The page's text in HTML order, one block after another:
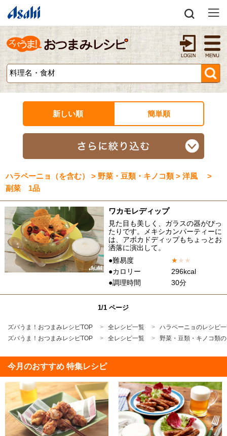
新しい順 簡単順
ハラペーニョ（を含む） > 野菜・豆類・キノコ類 > 洋風 >
副菜 1品
ワカモレディップ
見た目も美しく、ガラスの器がぴっ
たりです。メキシカンパーティーに
は、アボカドディップもちょっとお
洒落に演出して。
●難易度
★★ ★
●カロリー
296kcal
●調理時間
30分
1/1 ページ
ズバうま！おつまみレシピTOP 全レシピ一覧
ハラペーニョのレシピ
ズバうま！おつまみレシピTOP
全レシピ一覧 野菜・豆類・キノコ類
今月のおすすめ 特集レシピ